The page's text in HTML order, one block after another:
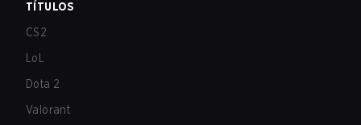
TÍTULOS
CS2
LoL
Dota 2
Valorant